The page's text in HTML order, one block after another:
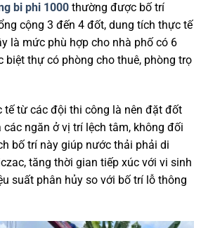
bi phi 1000thường được bố trí
cộng 3 đến 4 đốt, dung tích thực tế
là mức phù hợp cho nhà phố có 6
biệt thự có phòng cho thuê, phòng trọ
tế từ các đội thi công là nên đặt đốt
ngăn ở vị trí lệch tâm, không đối
bố trí này giúp nước thải phải di
tăng thời gian tiếp xúc với vi sinh
suất phân hủy so với bố trí lỗ thông